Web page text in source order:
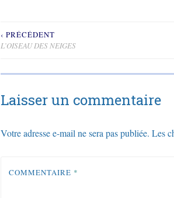
Navigation
l’article
‹ PRÉCÉDENT
L’OISEAU DES NEIGES
Laisser un commentaire
Votre adresse e-mail ne sera pas publiée. Les
COMMENTAIRE *